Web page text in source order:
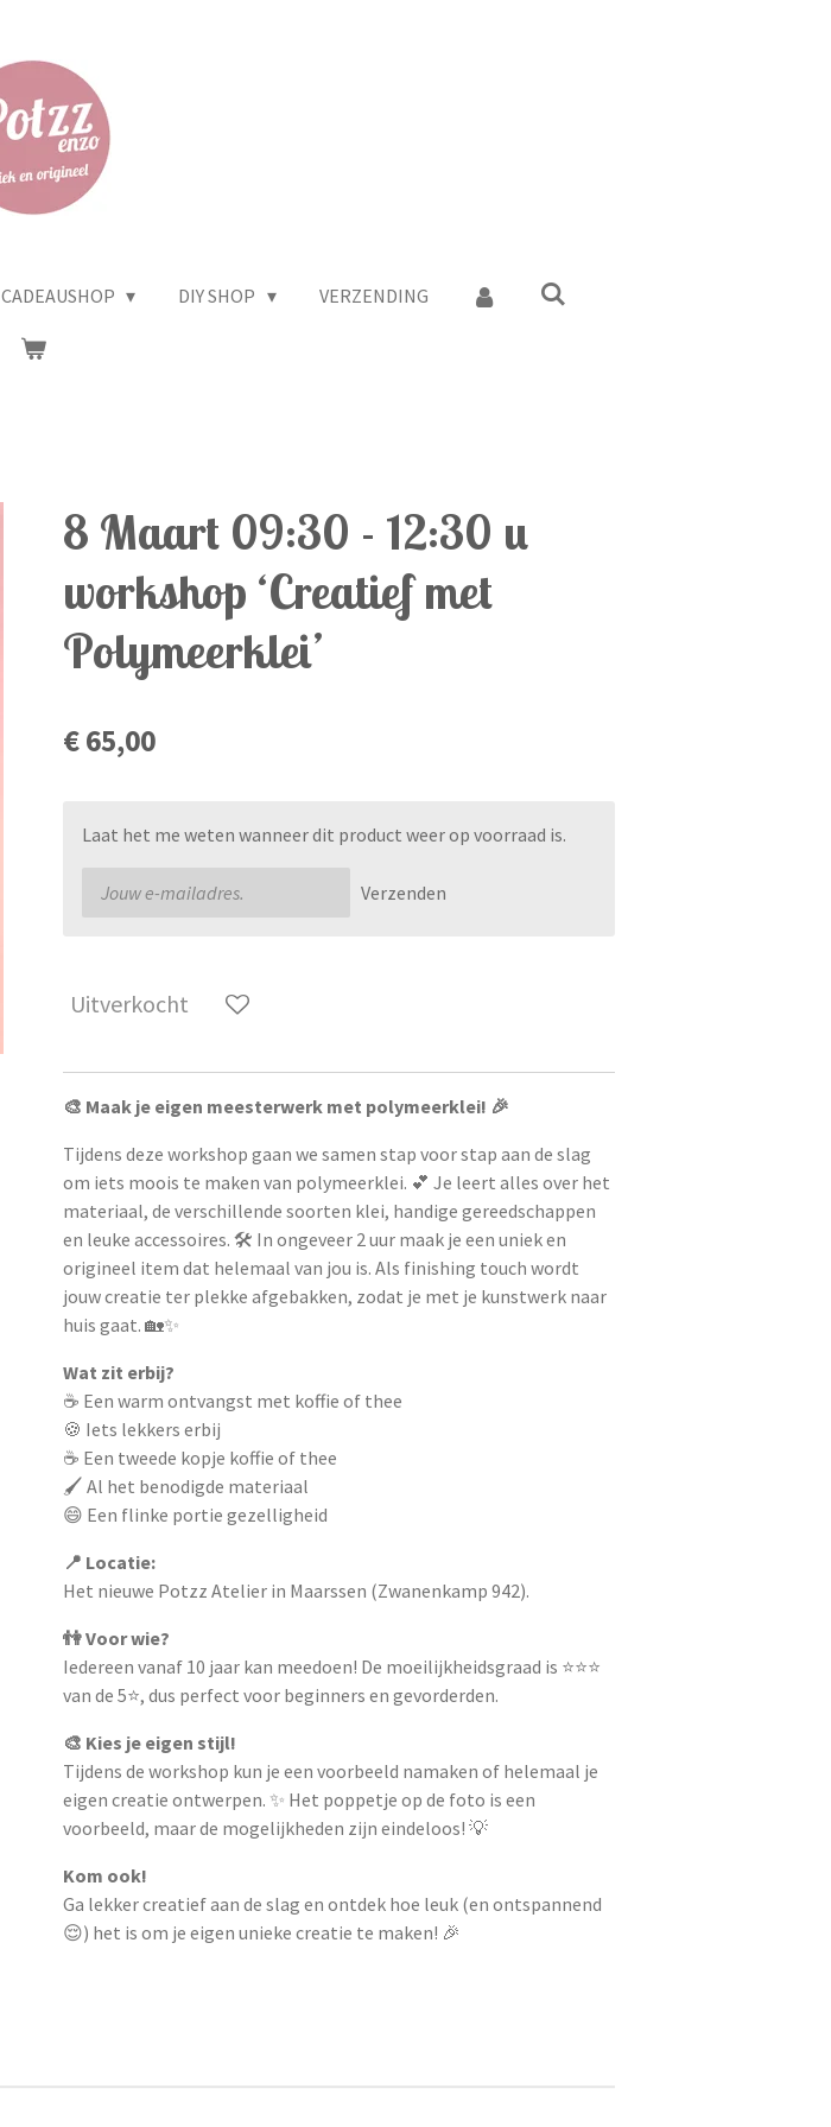
CADEAUSHOP DIY SHOP VERZENDING
8 Maart 09:30 - 12:30 u
workshop ‘Creatief met
Polymeerklei’
€ 65,00
Laat het me weten wanneer dit product weer op voorraad is.
Verzenden
Uitverkocht
🎨 Maak je eigen meesterwerk met polymeerklei! 🎉
Tijdens deze workshop gaan we samen stap voor stap aan de slag
om iets moois te maken van polymeerklei. 💕 Je leert alles over het
materiaal, de verschillende soorten klei, handige gereedschappen
en leuke accessoires. 🛠️ In ongeveer 2 uur maak je een uniek en
origineel item dat helemaal van jou is. Als finishing touch wordt
jouw creatie ter plekke afgebakken, zodat je met je kunstwerk naar
huis gaat. 🏡✨
Wat zit erbij?
☕ Een warm ontvangst met koffie of thee
🍪 Iets lekkers erbij
☕ Een tweede kopje koffie of thee
🖌️ Al het benodigde materiaal
😄 Een flinke portie gezelligheid
📍 Locatie:
Het nieuwe Potzz Atelier in Maarssen (Zwanenkamp 942).
👫 Voor wie?
Iedereen vanaf 10 jaar kan meedoen! De moeilijkheidsgraad is ⭐️⭐️⭐️
van de 5⭐️, dus perfect voor beginners en gevorderden.
🎨 Kies je eigen stijl!
Tijdens de workshop kun je een voorbeeld namaken of helemaal je
eigen creatie ontwerpen. ✨ Het poppetje op de foto is een
voorbeeld, maar de mogelijkheden zijn eindeloos! 💡
Kom ook!
Ga lekker creatief aan de slag en ontdek hoe leuk (en ontspannend
😌) het is om je eigen unieke creatie te maken! 🎉